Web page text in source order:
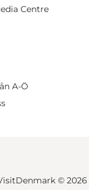
Centre
A-Ö
© 2026